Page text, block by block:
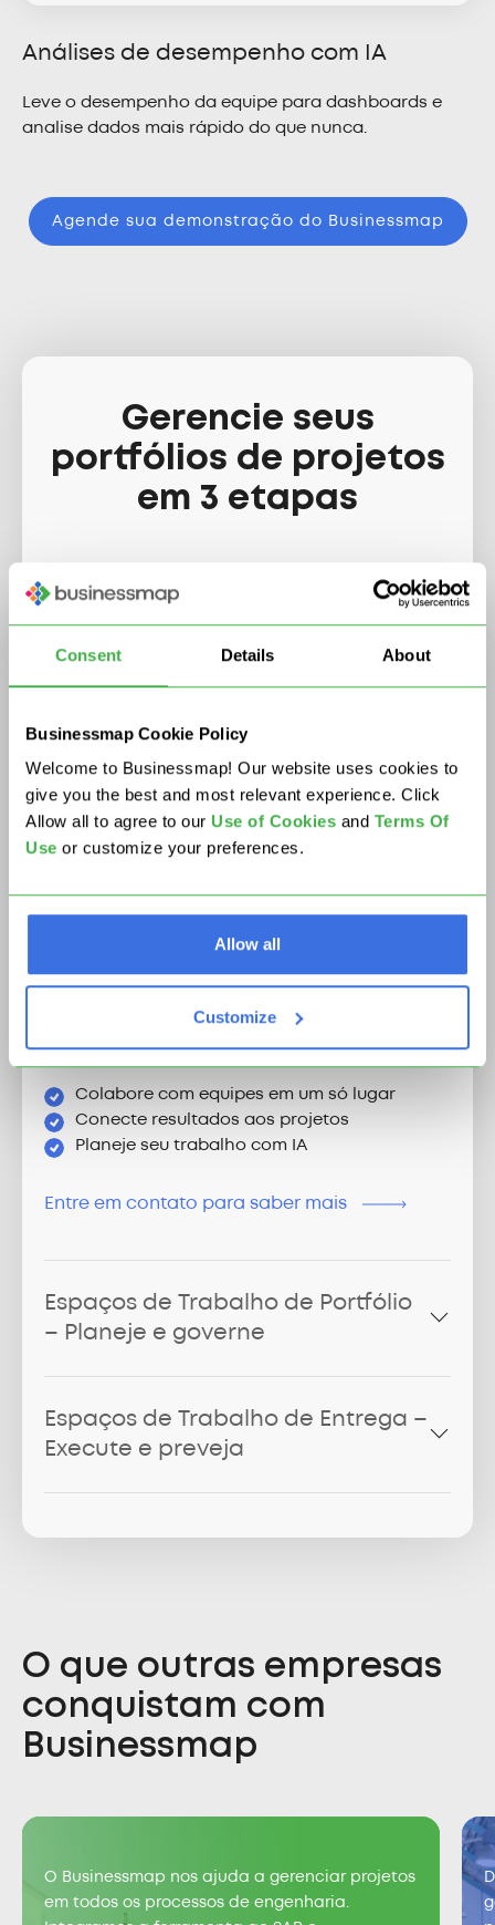
Consent Details About
Businessmap Cookie Policy
Welcome to Businessmap! Our website uses cookies to
give you the best and most relevant experience. Click
Allow all to agree to our Use of Cookies and Terms Of
Use or customize your preferences.
Allow all
Customize
Análises de desempenho com IA
Leve o desempenho da equipe para dashboards e
analise dados mais rápido do que nunca.
Agende sua demonstração do Businessmap
Gerencie seus
portfólios de projetos
em 3 etapas
Quadros Canvas – Ideias e
estratégia
Quadros Canvas – Ideias e
estratégia
Mapeie ideias em quadros visuais e veja a
estrutura do trabalho rapidamente.
Colabore com equipes em um só lugar
Conecte resultados aos projetos
Planeje seu trabalho com IA
Entre em contato para saber mais
Espaços de Trabalho de Portfólio
– Planeje e governe
Espaços de Trabalho de Entrega –
Execute e preveja
O que outras empresas
conquistam com
Businessmap
O Businessmap nos ajuda a gerenciar projetos
em todos os processos de engenharia.